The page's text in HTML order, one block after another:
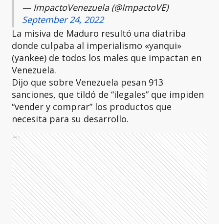
— ImpactoVenezuela (@ImpactoVE)
September 24, 2022
La misiva de Maduro resultó una diatriba
donde culpaba al imperialismo «yanqui»
(yankee) de todos los males que impactan en
Venezuela.
Dijo que sobre Venezuela pesan 913
sanciones, que tildó de “ilegales” que impiden
“vender y comprar” los productos que
necesita para su desarrollo.
Ads